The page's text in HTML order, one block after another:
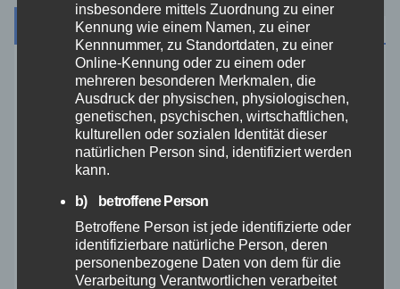
August 2026
Juli 2026
Juni 2026
Mai 2026
April 2026
insbesondere mittels Zuordnung zu einer
Kennung wie einem Namen, zu einer
Kennnummer, zu Standortdaten, zu einer
Online-Kennung oder zu einem oder
mehreren besonderen Merkmalen, die
Ausdruck der physischen, physiologischen,
genetischen, psychischen, wirtschaftlichen,
kulturellen oder sozialen Identität dieser
natürlichen Person sind, identifiziert werden
kann.
b) betroffene Person
Betroffene Person ist jede identifizierte oder
identifizierbare natürliche Person, deren
personenbezogene Daten von dem für die
Verarbeitung Verantwortlichen verarbeitet